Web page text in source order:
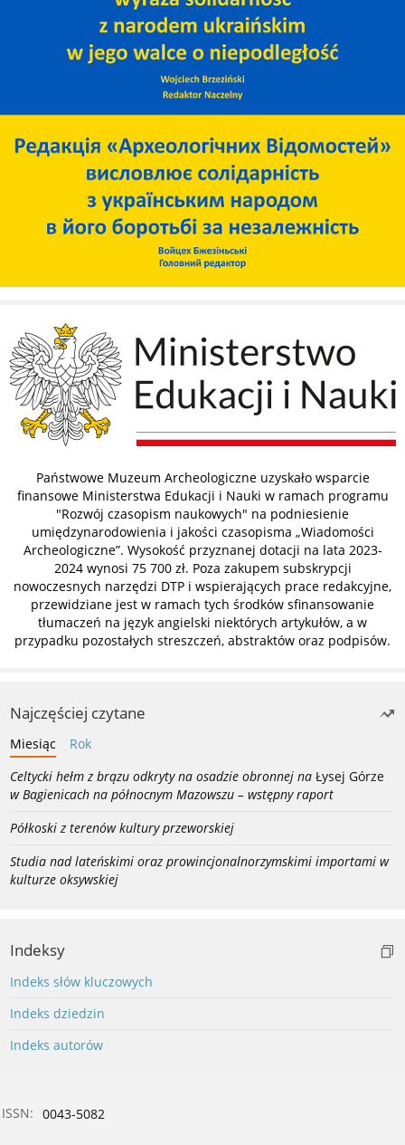
Państwowe Muzeum Archeologiczne uzyskało wsparcie
finansowe Ministerstwa Edukacji i Nauki w ramach programu
"Rozwój czasopism naukowych" na podniesienie
umiędzynarodowienia i jakości czasopisma „Wiadomości
Archeologiczne”. Wysokość przyznanej dotacji na lata 2023-
2024 wynosi 75 700 zł. Poza zakupem subskrypcji
nowoczesnych narzędzi DTP i wspierających prace redakcyjne,
przewidziane jest w ramach tych środków sfinansowanie
tłumaczeń na język angielski niektórych artykułów, a w
przypadku pozostałych streszczeń, abstraktów oraz podpisów.
Najczęściej czytane
Miesiąc
Rok
Celtycki hełm z brązu odkryty na osadzie obronnej na Łysej Górze
w Bagienicach na północnym Mazowszu – wstępny raport
Półkoski z terenów kultury przeworskiej
Studia nad lateńskimi oraz prowincjonalnorzymskimi importami w
kulturze oksywskiej
Indeksy
Indeks słów kluczowych
Indeks dziedzin
Indeks autorów
ISSN: 0043-5082